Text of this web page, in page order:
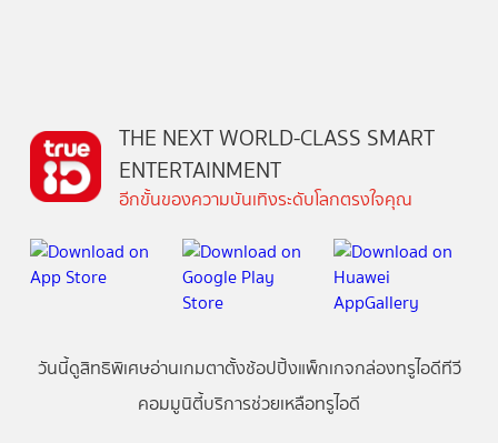
THE NEXT WORLD-CLASS SMART
ENTERTAINMENT
อีกขั้นของความบันเทิงระดับโลกตรงใจคุณ
วันนี้ดูสิทธิพิเศษอ่านเกมตาตั้งช้อปปิ้งแพ็กเกจกล่องทรูไอดีทีวี
คอมมูนิตี้บริการช่วยเหลือทรูไอดี